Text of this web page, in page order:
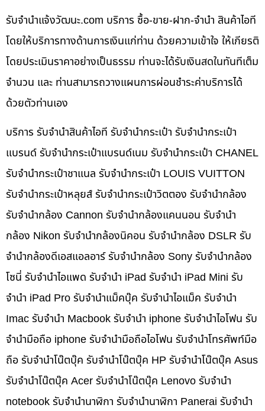
รับจํานําแจ้งวัฒนะ.com บริการ ซื้อ-ขาย-ฝาก-จำนำ สินค้าไอที
โดยให้บริการทางด้านการเงินแก่ท่าน ด้วยความเข้าใจ ให้เกียรติ
โดยประเมินราคาอย่างเป็นธรรม ท่านจะได้รับเงินสดในทันทีเต็ม
จำนวน และ ท่านสามารถวางแผนการผ่อนชำระค่าบริการได้
ด้วยตัวท่านเอง
บริการ รับจำนำสินค้าไอที รับจำนำกระเป๋า รับจำนำกระเป๋า
แบรนด์ รับจำนำกระเป๋าแบรนด์เนม รับจำนำกระเป๋า CHANEL
รับจำนำกระเป๋าชาแนล รับจำนำกระเป๋า LOUIS VUITTON
รับจำนำกระเป๋าหลุยส์ รับจำนำกระเป๋าวิตตอง รับจำนำกล้อง
รับจำนำกล้อง Cannon รับจำนำกล้องแคนนอน รับจำนำ
กล้อง Nikon รับจำนำกล้องนิคอน รับจำนำกล้อง DSLR รับ
จำนำกล้องดีเอสแอลอาร์ รับจำนำกล้อง Sony รับจำนำกล้อง
โซนี่ รับจำนำไอแพด รับจำนำ iPad รับจำนำ iPad Mini รับ
จำนำ iPad Pro รับจำนำแม็คบุ๊ค รับจำนำไอแม็ค รับจำนำ
Imac รับจำนำ Macbook รับจำนำ iphone รับจำนำไอโฟน รับ
จำนำมือถือ iphone รับจำนำมือถือไอโฟน รับจำนำโทรศัพท์มือ
ถือ รับจำนำโน๊ตบุ๊ค รับจำนำโน๊ตบุ๊ค HP รับจำนำโน๊ตบุ๊ค Asus
รับจำนำโน๊ตบุ๊ค Acer รับจำนำโน๊ตบุ๊ค Lenovo รับจำนำ
notebook รับจำนำนาฬิกา รับจำนำนาฬิกา Panerai รับจำนำ